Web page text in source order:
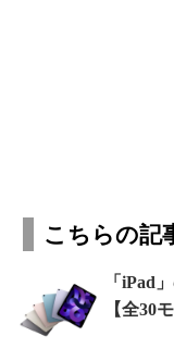
こちらの記
「iPad
【全30